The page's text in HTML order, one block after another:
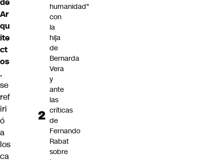
Ar
qu
ite
ct
os
,
se
ref
iri
ó
a
los
ca
humanidad"
con
la
hija
de
Bernarda
Vera
y
ante
las
críticas
de
Fernando
Rabat
sobre